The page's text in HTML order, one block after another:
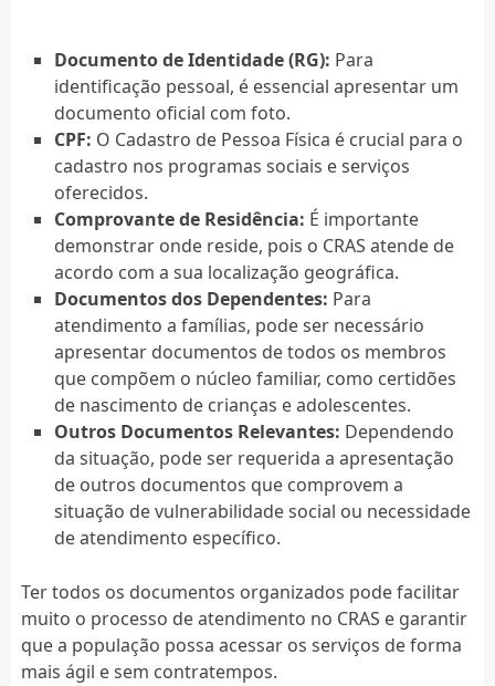
Documento de Identidade (RG): Para
identificação pessoal, é essencial apresentar um
documento oficial com foto.
CPF: O Cadastro de Pessoa Física é crucial para o
cadastro nos programas sociais e serviços
oferecidos.
Comprovante de Residência: É importante
demonstrar onde reside, pois o CRAS atende de
acordo com a sua localização geográfica.
Documentos dos Dependentes: Para
atendimento a famílias, pode ser necessário
apresentar documentos de todos os membros
que compõem o núcleo familiar, como certidões
de nascimento de crianças e adolescentes.
Outros Documentos Relevantes: Dependendo
da situação, pode ser requerida a apresentação
de outros documentos que comprovem a
situação de vulnerabilidade social ou necessidade
de atendimento específico.
Ter todos os documentos organizados pode facilitar
muito o processo de atendimento no CRAS e garantir
que a população possa acessar os serviços de forma
mais ágil e sem contratempos.